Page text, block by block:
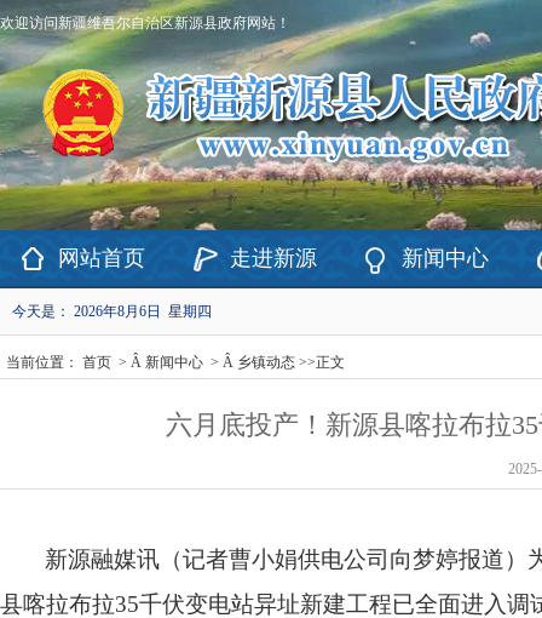
欢迎访问新疆维吾尔自治区新源县政府网站！
网站首页 走进新源 新闻中心
今天是： 2026年8月6日 星期四
当前位置： 首页 > Â 新闻中心 > Â 乡镇动态 >>正文
六月底投产！新源县喀拉布拉
新源融媒讯（记者曹小娟供电公司向梦婷报道
县喀拉布拉35千伏变电站异址新建工程已全面进入